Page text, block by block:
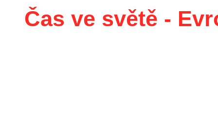
Čas ve světě -